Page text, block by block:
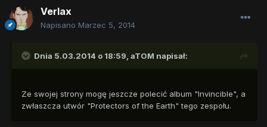
Verlax
Napisano Marzec 5, 2014
Dnia 5.03.2014 o 18:59, aTOM napisał:
Ze swojej strony mogę jeszcze polecić album "Invincible", a
zwłaszcza utwór "Protectors of the Earth" tego zespołu.